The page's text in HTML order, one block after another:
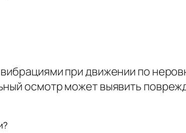
при движении по
осмотр может выявить